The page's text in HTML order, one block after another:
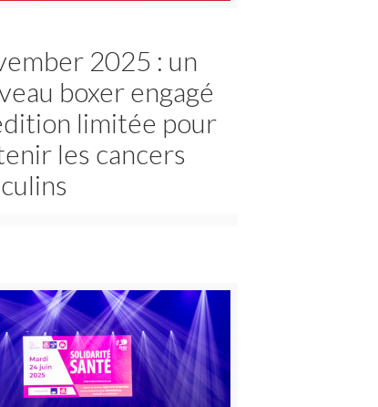
2025 : un
boxer engagé
limitée pour
les cancers